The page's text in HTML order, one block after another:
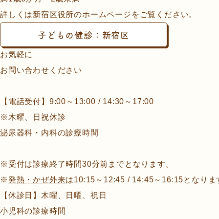
詳しくは新宿区役所のホームページをご覧ください。
子どもの健診：新宿区
お気軽に
お問い合わせください
【電話受付】9:00～13:00 / 14:30～17:00
※木曜、日祝休診
泌尿器科・内科の診療時間
※受付は診療終了時間30分前までとなります。
※発熱・かぜ外来は10:15～12:45 / 14:45～16:15となりま
【休診日】木曜、日曜、祝日
小児科の診療時間